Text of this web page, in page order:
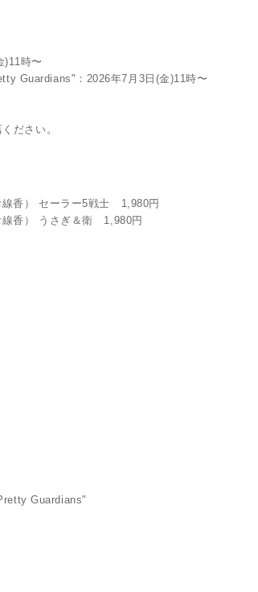
)11時〜
Guardians"：2026年7月3日(金)11時〜
ださい。
線香） セーラー5戦士 1,980円
線香） うさぎ＆衛 1,980円
Guardians"